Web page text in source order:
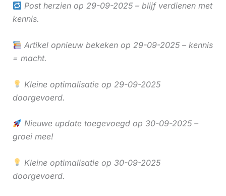
Post herzien op 29-09-2025 – blijf verdienen met
kennis.
Artikel opnieuw bekeken op 29-09-2025 – kennis
= macht.
Kleine optimalisatie op 29-09-2025
doorgevoerd.
Nieuwe update toegevoegd op 30-09-2025 –
groei mee!
Kleine optimalisatie op 30-09-2025
doorgevoerd.